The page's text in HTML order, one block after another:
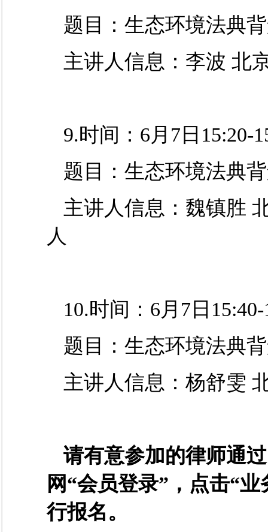
题目：生态环境法典
主讲人信息 ：李波 北
9.时间：6月7日15:20-
题目：生态环境法典
主讲人信息 ：魏镇胜
人
10.时间：6月7日15:40-
题目：生态环境法典
主讲人信息 ：杨舒雯
请有意参加的律师通
网“会员登录”，点击“
行报名。